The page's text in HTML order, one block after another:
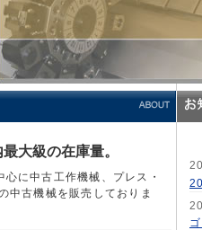
大級の在庫量。
心に中古工作機械 、プレス・
中古機械を販売しておりま